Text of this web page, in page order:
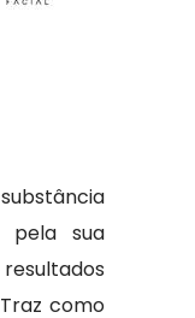
pela sua
como